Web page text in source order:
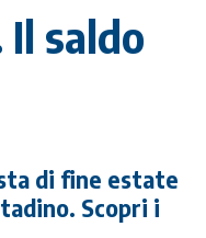
Il saldo
di fine estate
Scopri i